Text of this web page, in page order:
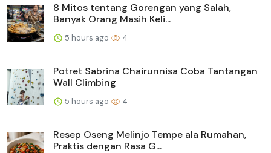
8 Mitos tentang Gorengan yang Salah,
Banyak Orang Masih Keli...
5 hours ago 4
Potret Sabrina Chairunnisa Coba Tantangan
Wall Climbing
5 hours ago 4
Resep Oseng Melinjo Tempe ala Rumahan,
Praktis dengan Rasa G...